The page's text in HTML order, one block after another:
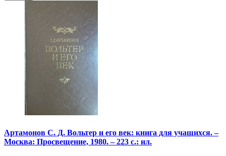
Артамонов С. Д. Вольтер и его век: книга для учащихся. –
Москва: Просвещение, 1980. – 223 с.: ил.